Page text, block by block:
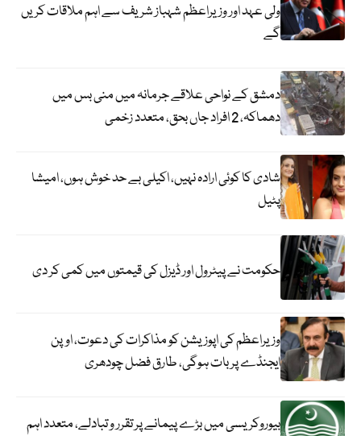
ولی عہد اور وزیراعظم شہباز شریف سے اہم ملاقات کریں
گے
دمشق کے نواحی علاقے جرمانہ میں منی بس میں
دھماکہ، 2 افراد جاں بحق، متعدد زخمی
شادی کا کوئی ارادہ نہیں، اکیلی بے حد خوش ہوں، امیشا
پٹیل
حکومت نے پیٹرول اور ڈیزل کی قیمتوں میں کمی کر دی
وزیراعظم کی اپوزیشن کو مذاکرات کی دعوت، اوپن
ایجنڈے پر بات ہوگی، طارق فضل چودھری
بیوروکریسی میں بڑے پیمانے پر تقرر و تبادلے، متعدد اہم